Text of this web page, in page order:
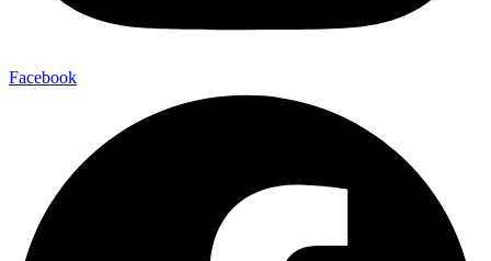
Facebook